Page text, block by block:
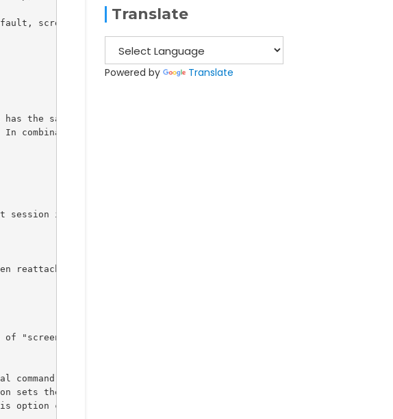
screen tries to restore its old window sizes when attaching to
has the same effect as typing "C-a d" from screen's controlling
combination with the -r/-R option more powerful effects can be
if more than one session is available.
reattach. If necessary detach and logout remotely first. If it was
of "screen -list".
character to y (when typed after the command character).
sets the default command character. In a multiuser session all
option changes only the command character of the attaching user.
Translate
Powered by Translate